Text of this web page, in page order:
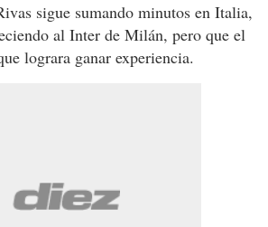
sigue sumando minutos en Italia,
al Inter de Milán, pero que el
lograra ganar experiencia.